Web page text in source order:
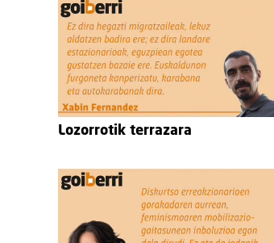
Lozorrotik terrazara